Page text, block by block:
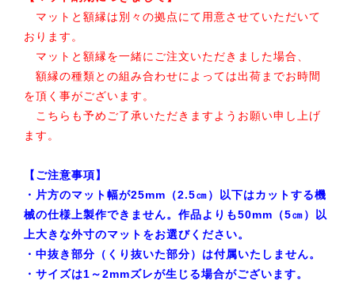
マットと額縁は別々の拠点にて用意させていただいて
おります。
マットと額縁を一緒にご注文いただきました場合、
額縁の種類との組み合わせによっては出荷までお時間
を頂く事がございます。
こちらも予めご了承いただきますようお願い申し上げ
ます。
【ご注意事項】
・片方のマット幅が25mm（2.5㎝）以下はカットする機
械の仕様上製作できません。作品よりも50mm（5㎝）以
上大きな外寸のマットをお選びください。
・中抜き部分（くり抜いた部分）は付属いたしません。
・サイズは1～2mmズレが生じる場合がございます。